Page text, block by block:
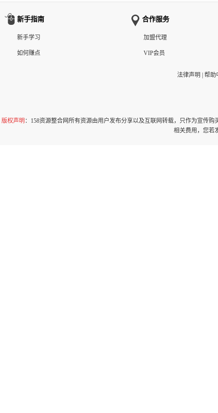
新手指南
新手学习
如何赚点
合作服务
加盟代理
VIP会员
法律声明 帮助
版权声明 ：158资源整合网所有资源由用户发布分享以及互联网转载，只作为宣传
相关费用，您若